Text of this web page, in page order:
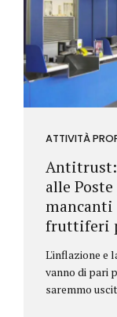
ATTIVITÀ
Antitrust:
alle
fruttiferi
L'inflazione e
vanno di pari
saremmo